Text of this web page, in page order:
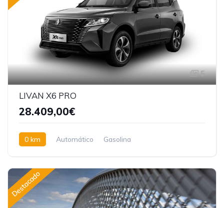
5
LIVAN X6 PRO
28.409,00€
0 km Automático
Gasolina
Destacado